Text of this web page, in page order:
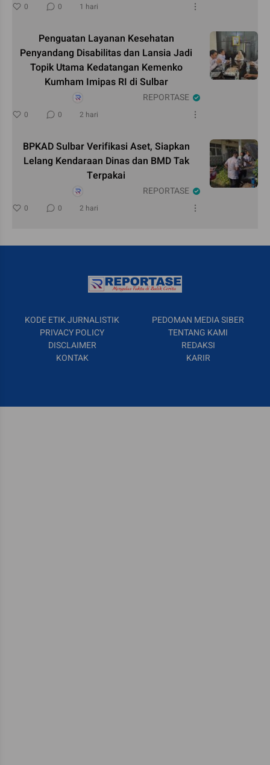
0 0 1 hari
Penguatan Layanan Kesehatan
Penyandang Disabilitas dan Lansia Jadi
Topik Utama Kedatangan Kemenko
Kumham Imipas RI di Sulbar
REPORTASE
0 0 2 hari
BPKAD Sulbar Verifikasi Aset, Siapkan
Lelang Kendaraan Dinas dan BMD Tak
Terpakai
REPORTASE
0 0 2 hari
KODE ETIK JURNALISTIK
PEDOMAN MEDIA SIBER
PRIVACY POLICY
TENTANG KAMI
DISCLAIMER
REDAKSI
KONTAK
KARIR